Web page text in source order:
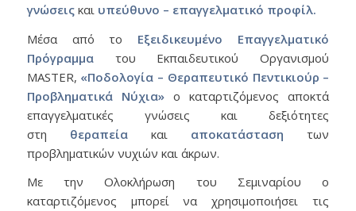
γνώσειςκαι υπεύθυνο – επαγγελματικό προφίλ.
Μέσα από το Εξειδικευμένο Επαγγελματικό
Πρόγραμματου Εκπαιδευτικού Οργανισμού
MASTER, «Ποδολογία – Θεραπευτικό Πεντικιούρ –
Προβληματικά Νύχια» o καταρτιζόμενος αποκτά
επαγγελματικές γνώσεις και δεξιότητες
στη θεραπείακαι αποκατάσταση των
προβληματικών νυχιών και άκρων.
Με την Ολοκλήρωση του Σεμιναρίου ο
καταρτιζόμενος μπορεί να χρησιμοποιήσει τις